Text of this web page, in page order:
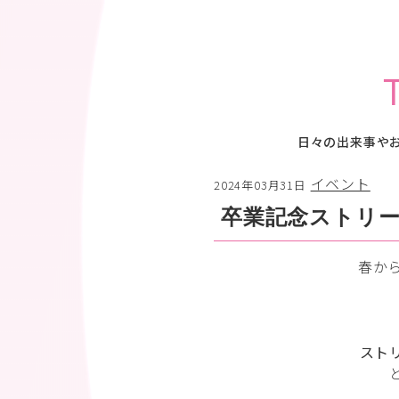
日々の出来事や
2024年03月31日 イベント
卒業記念ストリ
春か
スト